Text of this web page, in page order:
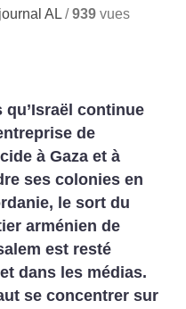
AL /939 vues
qu’Israël continue
de
à Gaza et à
ses colonies en
le sort du
arménien de
est resté
dans les médias.
se concentrer sur